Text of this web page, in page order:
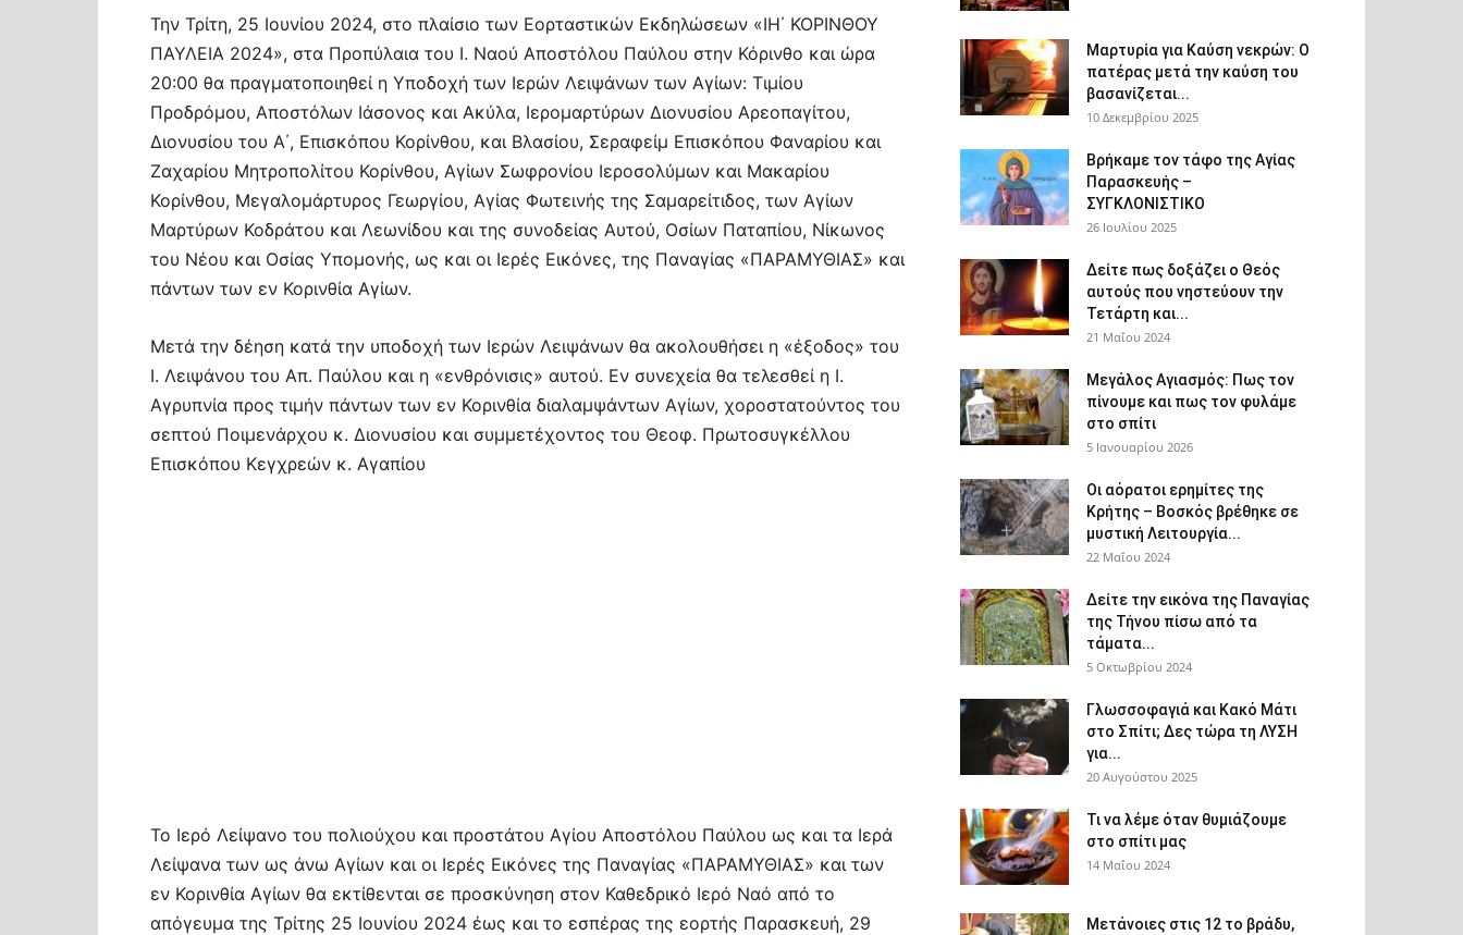
Την Τρίτη, 25 Ιουνίου 2024, στο πλαίσιο των Εορταστικών Εκδηλώσεων «ΙΗ΄ ΚΟΡΙΝΘΟΥ
ΠΑΥΛΕΙΑ 2024», στα Προπύλαια του Ι. Ναού Αποστόλου Παύλου στην Κόρινθο και ώρα
20:00 θα πραγματοποιηθεί η Υποδοχή των Ιερών Λειψάνων των Αγίων: Τιμίου
Προδρόμου, Αποστόλων Ιάσονος και Ακύλα, Ιερομαρτύρων Διονυσίου Αρεοπαγίτου,
Διονυσίου του Α΄, Επισκόπου Κορίνθου, και Βλασίου, Σεραφείμ Επισκόπου Φαναρίου και
Ζαχαρίου Μητροπολίτου Κορίνθου, Αγίων Σωφρονίου Ιεροσολύμων και Μακαρίου
Κορίνθου, Μεγαλομάρτυρος Γεωργίου, Αγίας Φωτεινής της Σαμαρείτιδος, των Αγίων
Μαρτύρων Κοδράτου και Λεωνίδου και της συνοδείας Αυτού, Οσίων Παταπίου, Νίκωνος
του Νέου και Οσίας Υπομονής, ως και οι Ιερές Εικόνες, της Παναγίας «ΠΑΡΑΜΥΘΙΑΣ» και
πάντων των εν Κορινθία Αγίων.
Μετά την δέηση κατά την υποδοχή των Ιερών Λειψάνων θα ακολουθήσει η «έξοδος» του
Ι. Λειψάνου του Απ. Παύλου και η «ενθρόνισις» αυτού. Εν συνεχεία θα τελεσθεί η Ι.
Αγρυπνία προς τιμήν πάντων των εν Κορινθία διαλαμψάντων Αγίων, χοροστατούντος του
σεπτού Ποιμενάρχου κ. Διονυσίου και συμμετέχοντος του Θεοφ. Πρωτοσυγκέλλου
Επισκόπου Κεγχρεών κ. Αγαπίου
Το Ιερό Λείψανο του πολιούχου και προστάτου Αγίου Αποστόλου Παύλου ως και τα Ιερά
Λείψανα των ως άνω Αγίων και οι Ιερές Εικόνες της Παναγίας «ΠΑΡΑΜΥΘΙΑΣ» και των
εν Κορινθία Αγίων θα εκτίθενται σε προσκύνηση στον Καθεδρικό Ιερό Ναό από το
απόγευμα της Τρίτης 25 Ιουνίου 2024 έως και το εσπέρας της εορτής Παρασκευή, 29
Μαρτυρία για Καύση νεκρών: Ο
πατέρας μετά την καύση του
βασανίζεται...
10 Δεκεμβρίου 2025
Βρήκαμε τον τάφο της Αγίας
Παρασκευής –
ΣΥΓΚΛΟΝΙΣΤΙΚΟ
26 Ιουλίου 2025
Δείτε πως δοξάζει ο Θεός
αυτούς που νηστεύουν την
Τετάρτη και...
21 Μαΐου 2024
Μεγάλος Αγιασμός: Πως τον
πίνουμε και πως τον φυλάμε
στο σπίτι
5 Ιανουαρίου 2026
Οι αόρατοι ερημίτες της
Κρήτης – Βοσκός βρέθηκε σε
μυστική Λειτουργία...
22 Μαΐου 2024
Δείτε την εικόνα της Παναγίας
της Τήνου πίσω από τα
τάματα...
5 Οκτωβρίου 2024
Γλωσσοφαγιά και Κακό Μάτι
στο Σπίτι; Δες τώρα τη ΛΥΣΗ
για...
20 Αυγούστου 2025
Τι να λέμε όταν θυμιάζουμε
στο σπίτι μας
14 Μαΐου 2024
Μετάνοιες στις 12 το βράδυ,